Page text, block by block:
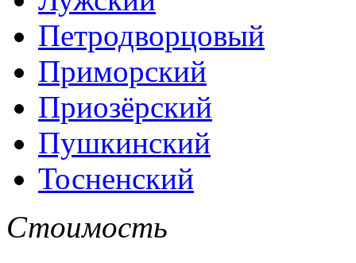
Петродворцовый
Приморский
Приозёрский
Пушкинский
Тосненский
Стоимость